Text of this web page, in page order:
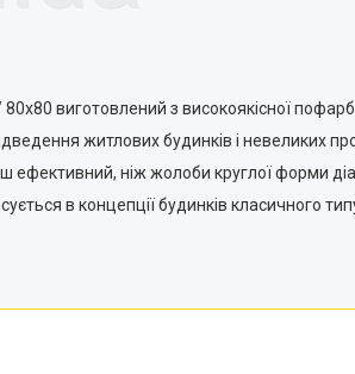
виготовлений з високоякісної
житлових будинків і невеликих
ефективний, ніж жолоби круглої форми
в концепції будинків класичного